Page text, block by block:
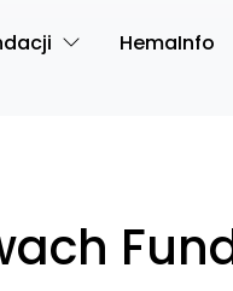
HemaInfo